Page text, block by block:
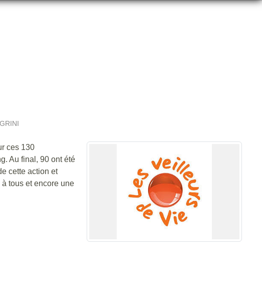
ces 130
Au final, 90 ont été
cette action et
tous et encore une